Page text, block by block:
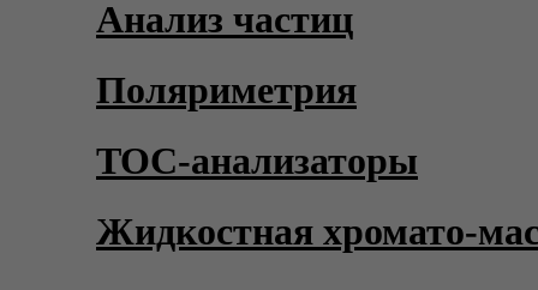
Анализ частиц
Поляриметрия
TOC-анализаторы
Жидкостная хромато-